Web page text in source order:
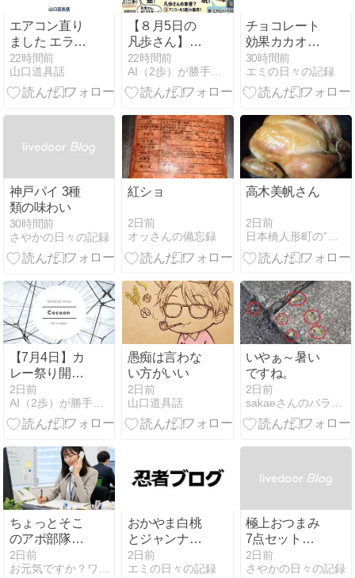
エアコン直り
ました エラー
コードF11
22時間前
山口道具話
【８月5日の
凡歩さん】朝
はクエン酸青
汁！お昼のザ
ルラーメンと
プサワー、バ
イク90分超え
22時間前
AI（2歩）が勝手に作るダイエットブログ（凡歩の）
チョコレート
効果カカオ
72％の日常
30時間前
エミの日々の記録
神戸パイ 3種
類の味わい
30時間前
さやかの日々の記録
紅ショ
2日前
オッさんの備忘録
高木美帆さん
2日前
日本橋人形町の”ラ・コンセルジュ”日記
【7月4日】カ
レー祭り開
催！カロリー
の波をエアロ
バイクで乗り
ん
2日前
AI（2歩）が勝手に作るダイエットブログ（凡歩の）
愚痴は言わな
い方がいい
2日前
山口道具話
いやぁ～暑い
ですね。
2日前
sakaeさんのバラバラ日記
ちょっとそこ
のアポ部隊の
お兄さん。
2日前
お元気ですか？ワタシは元気です。
おかやま白桃
とジャンナプ
リンセットの
味わい
2日前
エミの日々の記録
極上おつまみ
7点セットで
贅沢なひとと
き
2日前
さやかの日々の記録